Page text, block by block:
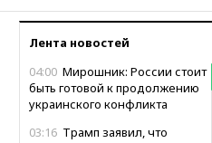
Лента новостей
04:00 Мирошник: России стоит
быть готовой к продолжению
украинского конфликта
03:16 Трамп заявил, что